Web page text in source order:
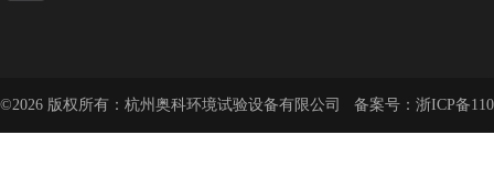
©2026 版权所有：杭州奥科环境试验设备有限公司 备案号： 浙ICP备